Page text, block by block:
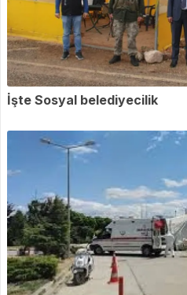
İşte Sosyal belediyecilik